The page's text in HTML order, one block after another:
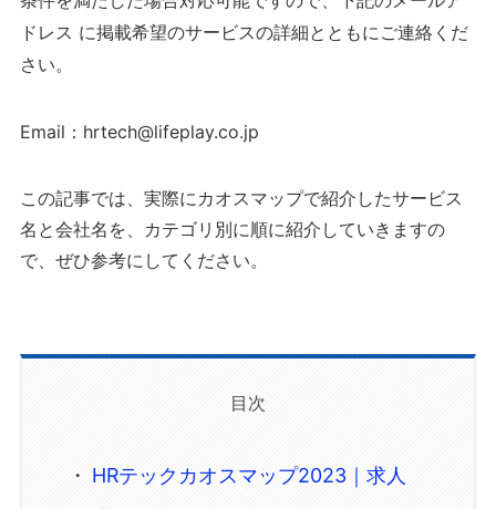
ドレス に掲載希望のサービスの詳細とともにご連絡くだ
さい。
Email：hrtech@lifeplay.co.jp
この記事では、実際にカオスマップで紹介したサービス
名と会社名を、カテゴリ別に順に紹介していきますの
で、ぜひ参考にしてください。
目次
HRテックカオスマップ2023｜求人